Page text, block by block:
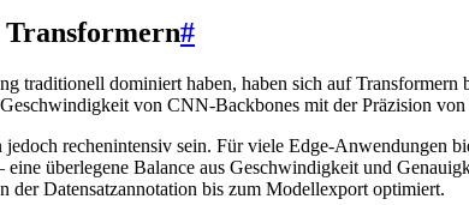
#
traditionell dominiert haben, haben sich auf Transformern
von CNN-Backbones mit der Präzision
rechenintensiv sein. Für viele Edge-Anwendungen
überlegene Balance aus Geschwindigkeit und
der Datensatzannotation bis zum Modellexport optimiert.